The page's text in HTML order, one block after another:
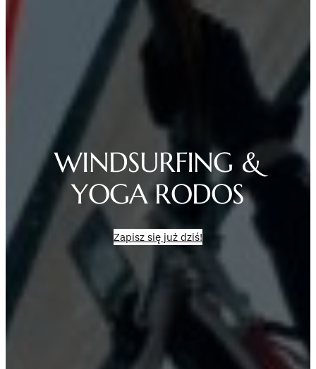
WINDSURFING &
YOGA RODOS
Zapisz się już dziś!